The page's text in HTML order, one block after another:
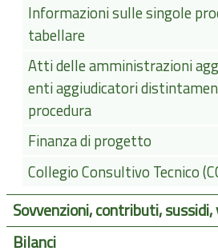
Informazioni sulle singole
tabellare
Atti delle amministrazioni
enti aggiudicatori
procedura
Finanza di progetto
Collegio Consultivo Tecnico
Sovvenzioni, contributi,
Bilanci